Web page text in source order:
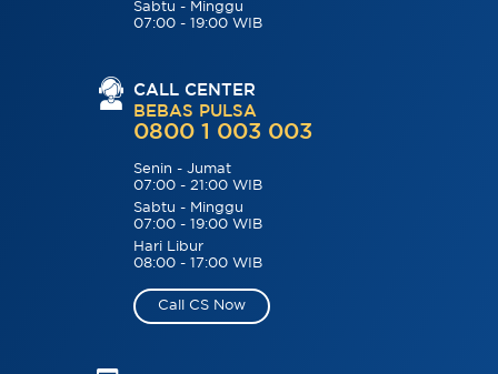
Sabtu - Minggu
07:00 - 19:00 WIB
CALL CENTER
BEBAS PULSA
0800 1 003 003
Senin - Jumat
07:00 - 21:00 WIB
Sabtu - Minggu
07:00 - 19:00 WIB
Hari Libur
08:00 - 17:00 WIB
Call CS Now